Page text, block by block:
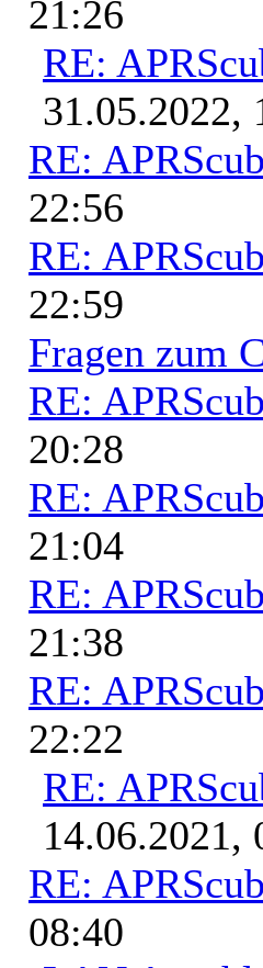
21:26
RE:
31.05.2022,
RE:
22:56
RE:
22:59
Fragen zum
RE:
20:28
RE:
21:04
RE:
21:38
RE:
22:22
RE:
14.06.2021,
RE:
08:40